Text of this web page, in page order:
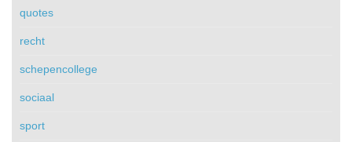
quotes
recht
schepencollege
sociaal
sport